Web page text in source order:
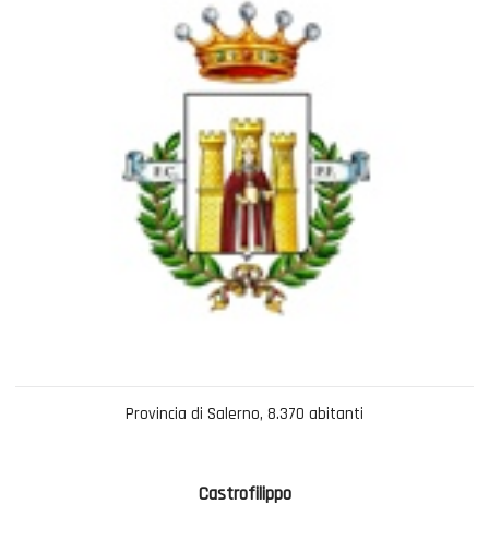
Provincia di Salerno, 8.370 abitanti
Castrofilippo